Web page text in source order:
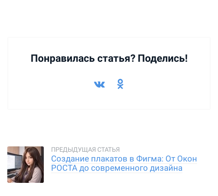
Понравилась статья? Поделись!
Создание плакатов в Фигма: От Окон
РОСТА до современного дизайна